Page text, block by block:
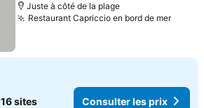
Juste à côté de la plage
Restaurant Capriccio en bord de mer
16 sites Consulter les prix